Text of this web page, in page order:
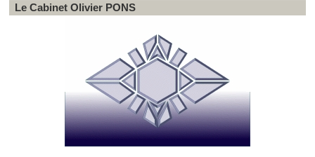
Le Cabinet Olivier PONS